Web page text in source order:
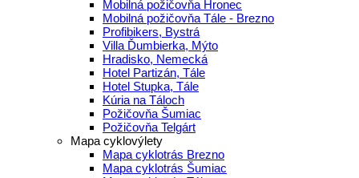
Mobilná požičovňa Hronec
Mobilná požičovňa Tále - Brezno
Profibikers, Bystrá
Villa Ďumbierka, Mýto
Hradisko, Nemecká
Hotel Partizán, Tále
Hotel Stupka, Tále
Kúria na Táloch
Požičovňa Šumiac
Požičovňa Telgárt
Mapa cyklovýlety
Mapa cyklotrás Brezno
Mapa cyklotrás Šumiac